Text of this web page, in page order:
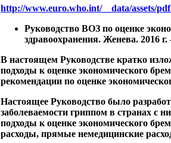
http://www.euro.who.int/__data/assets/
Руководство ВОЗ по оценке
здравоохранения. Женева. 2016 г.
В настоящем Руководстве кратко
подходы к оценке экономического
рекомендации по оценке
Настоящее Руководство было
заболеваемости гриппом в странах с
подходы к оценке экономического
расходы, прямые немедицинские